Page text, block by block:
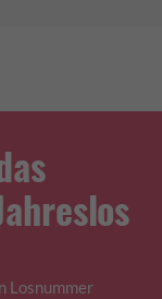
Losnummer